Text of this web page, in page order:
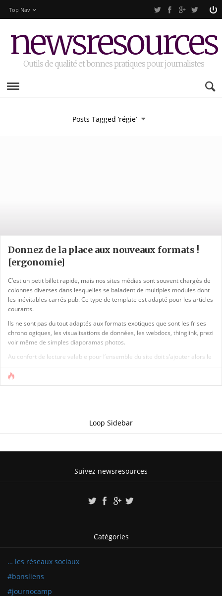
Top Nav
newsresources
Outils de qualité et bonnes pratiques pour journalistes
Posts Tagged ‘régie’
Donnez de la place aux nouveaux formats !
[ergonomie]
C’est un petit billet rapide, mais nos sites médias sont souvent chargés de
colonnes diverses dans lesquelles se baladent de multiples modules dont
les inévitables carrés pub. Ce type de template est adapté pour les articles
courants.
Ils ne sont pas du tout adaptés aux formats exotiques que sont les frises
chronologiques, les visualisations de données, les webdocs, thinglink, prezi
voir même de simples diaporamas photos.
Au confort de lecture valable pour l’ensemble du site doit s’ajouter alors le
plaisir de la prise en main pour ces modes de narration. Sinon les lecteurs
se trouvent face a un « truc » tout coincé entre de multiples modules qui [...]
Loop Sidebar
Suivez newsresources
Catégories
… les réseaux sociaux
#bonsliens
#journocamp